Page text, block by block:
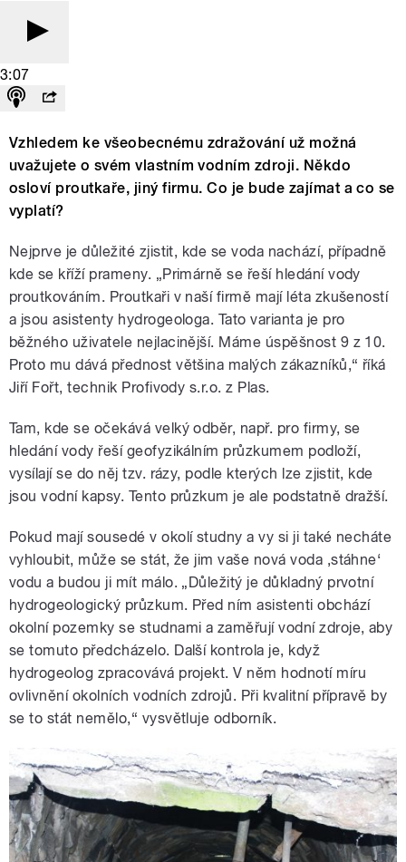
3:07
Vzhledem ke všeobecnému zdražování už možná
uvažujete o svém vlastním vodním zdroji. Někdo
osloví proutkaře, jiný firmu. Co je bude zajímat a co se
vyplatí?
Nejprve je důležité zjistit, kde se voda nachází, případně
kde se kříží prameny. „Primárně se řeší hledání vody
proutkováním. Proutkaři v naší firmě mají léta zkušeností
a jsou asistenty hydrogeologa. Tato varianta je pro
běžného uživatele nejlacinější. Máme úspěšnost 9 z 10.
Proto mu dává přednost většina malých zákazníků,“ říká
Jiří Fořt, technik Profivody s.r.o. z Plas.
Tam, kde se očekává velký odběr, např. pro firmy, se
hledání vody řeší geofyzikálním průzkumem podloží,
vysílají se do něj tzv. rázy, podle kterých lze zjistit, kde
jsou vodní kapsy. Tento průzkum je ale podstatně dražší.
Pokud mají sousedé v okolí studny a vy si ji také necháte
vyhloubit, může se stát, že jim vaše nová voda ‚stáhne‘
vodu a budou ji mít málo. „Důležitý je důkladný prvotní
hydrogeologický průzkum. Před ním asistenti obchází
okolní pozemky se studnami a zaměřují vodní zdroje, aby
se tomuto předcházelo. Další kontrola je, když
hydrogeolog zpracovává projekt. V něm hodnotí míru
ovlivnění okolních vodních zdrojů. Při kvalitní přípravě by
se to stát nemělo,“ vysvětluje odborník.